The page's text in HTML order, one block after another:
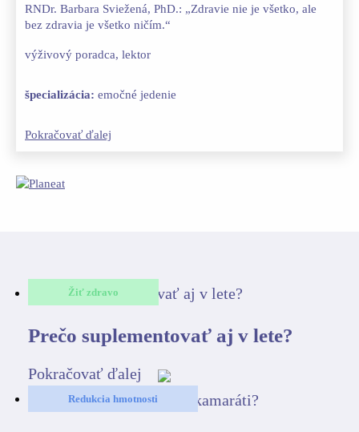
RNDr. Barbara Sviežená, PhD.: „Zdravie nie je všetko, ale
bez zdravia je všetko ničím.“
výživový poradca, lektor
špecializácia: emočné jedenie
Pokračovať ďalej
Žiť zdravo
Prečo suplementovať aj v lete?
Pokračovať ďalej
Redukcia hmotnosti